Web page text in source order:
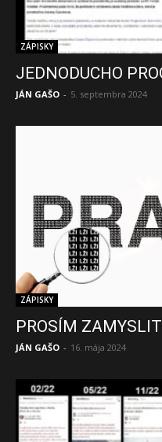
ZÁPISKY
JEDNODUCHO
JÁN GAŠO - 5. septembra 2024
ZÁPISKY
PROSÍM
JÁN GAŠO - 16. mája 2024